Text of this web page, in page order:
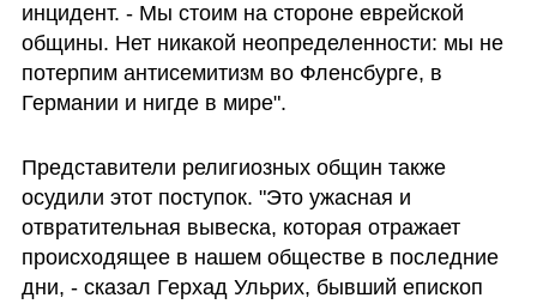
инцидент. - Мы стоим на стороне еврейской
общины. Нет никакой неопределенности: мы не
потерпим антисемитизм во Фленсбурге, в
Германии и нигде в мире".
Представители религиозных общин также
осудили этот поступок. "Это ужасная и
отвратительная вывеска, которая отражает
происходящее в нашем обществе в последние
дни, - сказал Герхад Ульрих, бывший епископ